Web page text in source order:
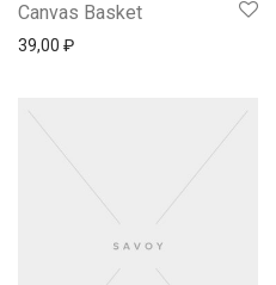
Canvas Basket
39,00 ₽